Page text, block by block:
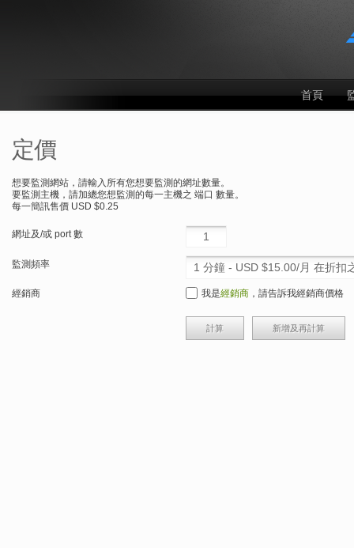
首頁
定價
想要監測網站，請輸入所有您想要監測的網址數量。
要監測主機，請加總您想監測的每一主機之 端口 數量。
每一簡訊售價 USD $0.25
網址及/或 port 數
監測頻率
經銷商 我是經銷商 ，請告訴我經銷商價格